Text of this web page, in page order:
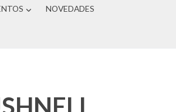
NOVEDADES